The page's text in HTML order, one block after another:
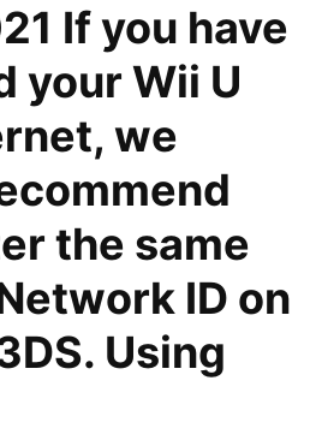
If you have
your Wii U
we
the same
ID on
Using